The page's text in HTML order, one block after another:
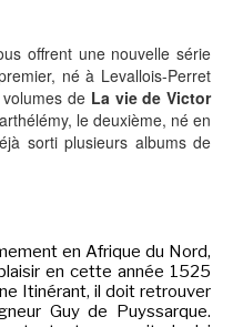
FILM
offrent une nouvelle série
né à Levallois-Perret
de La vie de Victor
le deuxième, né en
sorti plusieurs albums de
en Afrique du Nord,
en cette année 1525
Itinérant, il doit retrouver
Guy de Puyssarque.